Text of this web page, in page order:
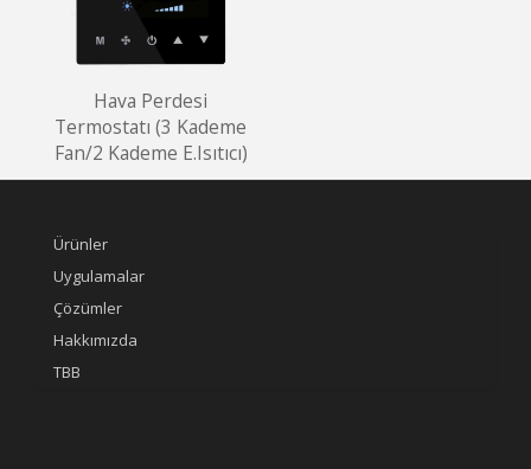
Hava Perdesi
Termostatı (3 Kademe
Fan/2 Kademe E.Isıtıcı)
Ürünler
Uygulamalar
Çözümler
Hakkımızda
TBB